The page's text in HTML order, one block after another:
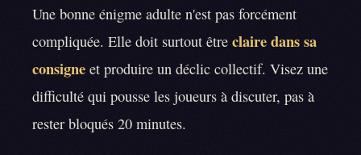
Une bonne énigme adulte n'est pas forcément
compliquée. Elle doit surtout être claire dans sa
consigne et produire un déclic collectif. Visez une
difficulté qui pousse les joueurs à discuter, pas à
rester bloqués 20 minutes.